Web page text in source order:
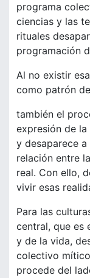
programa
ciencias y las
rituales
programación
Al no existir
como patrón
también el
expresión de
y desaparece
relación entre
real. Con ello,
vivir esas
Para las
central, que es
y de la vida,
colectivo
procede del